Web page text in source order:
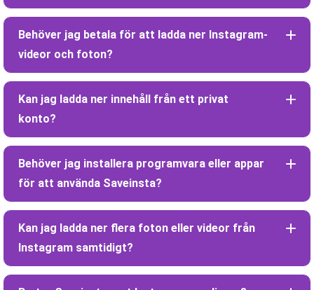
Behöver jag betala för att ladda ner Instagram-
videor och foton?
Kan jag ladda ner innehåll från ett privat
konto?
Behöver jag installera programvara eller appar
för att använda Saveinsta?
Kan jag ladda ner flera foton eller videor från
Instagram samtidigt?